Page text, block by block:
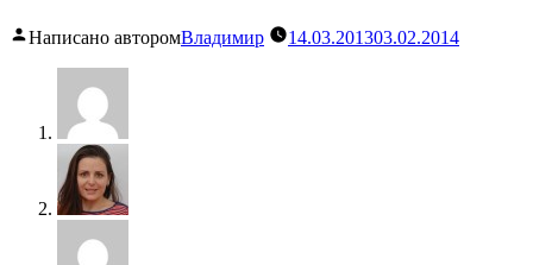
Написано авторомВладимир 14.03.201303.02.2014